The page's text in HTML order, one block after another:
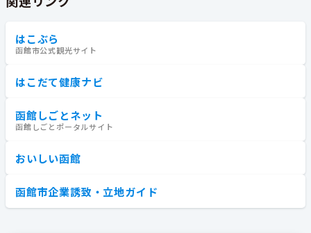
はこぶら
函館市公式観光サイト
はこだて健康ナビ
函館しごとネット
函館しごとポータルサイト
おいしい函館
函館市企業誘致・立地ガイド